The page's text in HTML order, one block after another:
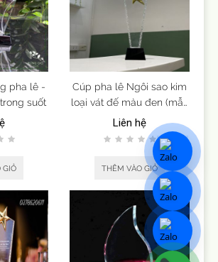
pha lê -
suốt
GIỎ
Cúp pha lê Ngôi sao kim
loại vát đế màu đen (mẫu
Liên hệ
THÊM VÀO GIỎ